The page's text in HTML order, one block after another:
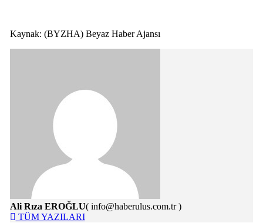
Kaynak: (BYZHA) Beyaz Haber Ajansı
Ali Rıza EROĞLU( info@haberulus.com.tr )
TÜM YAZILARI